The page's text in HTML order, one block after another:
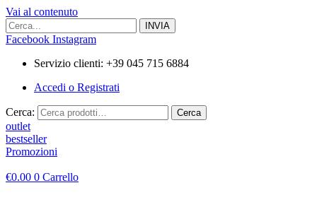
Vai al contenuto
Facebook Instagram
Servizio clienti: +39 045 715 6884
Accedi o Registrati
Cerca: Cerca
outlet
bestseller
Promozioni
€0.00 0 Carrello